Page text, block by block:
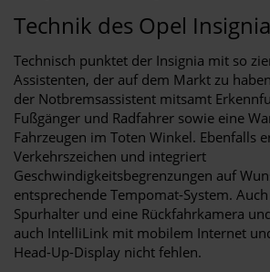
Technik des Opel Insignia
Technisch punktet der Insignia mit so
Assistenten, der auf dem Markt zu
der Notbremsassistent mitsamt
Fußgänger und Radfahrer sowie eine
Fahrzeugen im Toten Winkel. Ebenfalls
Verkehrszeichen und integriert
Geschwindigkeitsbegrenzungen auf
entsprechende Tempomat-System.
Spurhalter und eine Rückfahrkamera
auch IntelliLink mit mobilem Internet
Head-Up-Display nicht fehlen.